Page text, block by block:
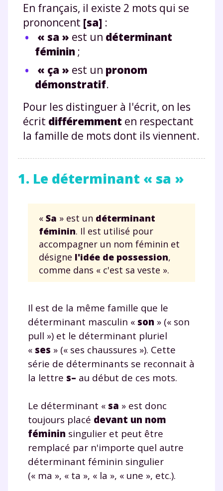
En français, il existe 2 mots qui se
prononcent [sa] :
« sa » est un déterminant
féminin ;
« ça » est un pronom
démonstratif.
Pour les distinguer à l'écrit, on les
écrit différemment en respectant
la famille de mots dont ils viennent.
1. Le déterminant « sa »
« Sa » est un déterminant
féminin. Il est utilisé pour
accompagner un nom féminin et
désigne l'idée de possession,
comme dans « c'est sa veste ».
Il est de la même famille que le
déterminant masculin « son » (« son
pull ») et le déterminant pluriel
« ses » (« ses chaussures »). Cette
série de déterminants se reconnait à
la lettre s– au début de ces mots.
Le déterminant « sa » est donc
toujours placé devant un nom
féminin singulier et peut être
remplacé par n'importe quel autre
déterminant féminin singulier
(« ma », « ta », « la », « une », etc.).